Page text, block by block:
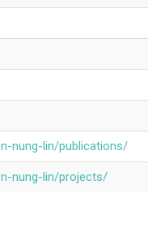
nung-lin/publications/
nung-lin/projects/